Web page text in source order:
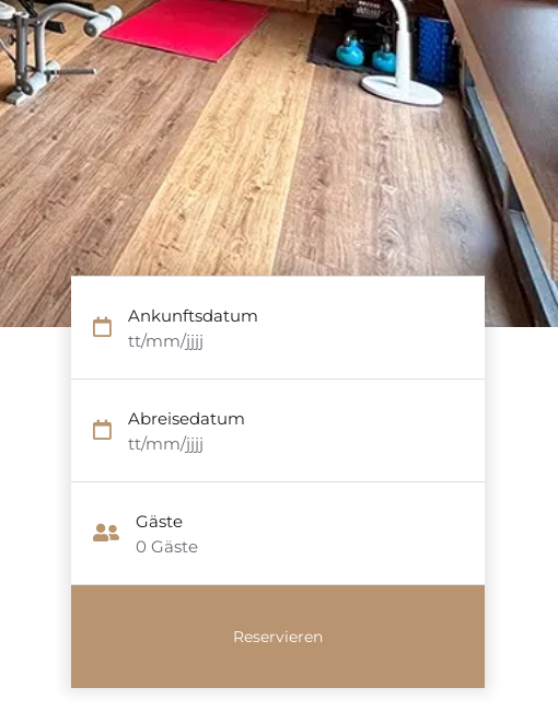
Buchen Sie Ihr Ungewöhnliches
Chalet
Ankunftsdatum
tt/mm/jjjj
Abreisedatum
tt/mm/jjjj
Gäste
0 Gäste